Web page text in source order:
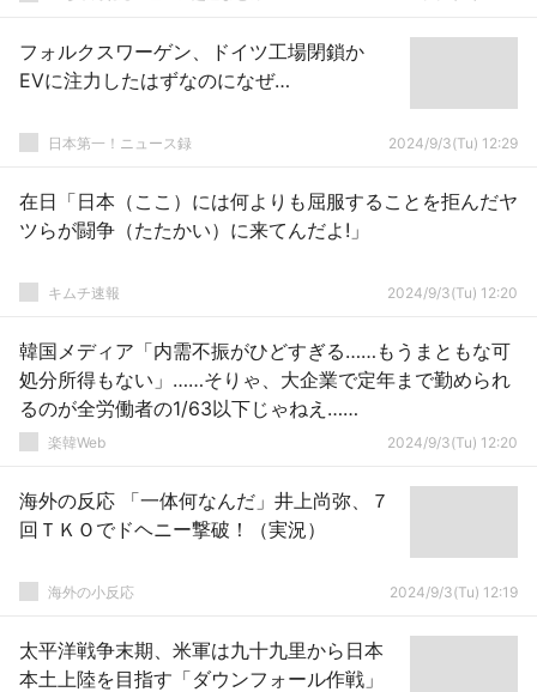
フォルクスワーゲン、ドイツ工場閉鎖か
EVに注力したはずなのになぜ…
日本第一！ニュース録 2024/9/3(Tu) 12:29
在日「日本（ここ）には何よりも屈服することを拒んだヤ
ツらが闘争（たたかい）に来てんだよ!」
キムチ速報 2024/9/3(Tu) 12:20
韓国メディア「内需不振がひどすぎる……もうまともな可
処分所得もない」……そりゃ、大企業で定年まで勤められ
るのが全労働者の1/63以下じゃねえ……
楽韓Web 2024/9/3(Tu) 12:20
海外の反応 「一体何なんだ」井上尚弥、７
回ＴＫＯでドヘニー撃破！（実況）
海外の小反応 2024/9/3(Tu) 12:19
太平洋戦争末期、米軍は九十九里から日本
本土上陸を目指す「ダウンフォール作戦」